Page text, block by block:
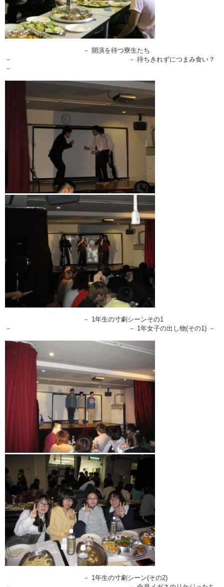
－ 開演を待つ寮生たち
－ － 待ちきれずにつまみ食い？
－
－ 1年生の寸劇シーンその1
－ － 1年女子の出し物(その1) －
－ 1年生の寸劇シーン(その2)